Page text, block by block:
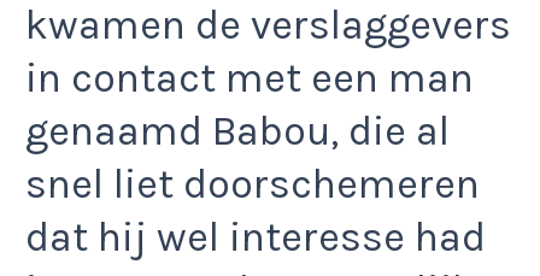
kwamen de verslaggevers
in contact met een man
genaamd Babou, die al
snel liet doorschemeren
dat hij wel interesse had